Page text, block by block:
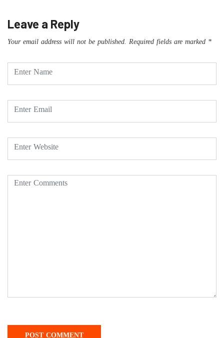
Leave a Reply
Your email address will not be published. Required fields are marked *